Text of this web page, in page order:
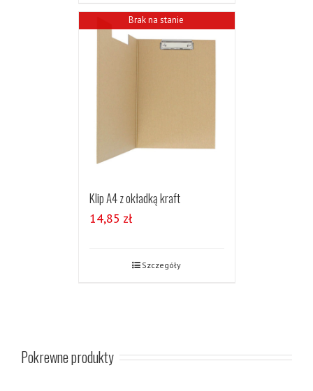
Brak na stanie
Klip A4 z okładką kraft
14,85 zł
Szczegóły
Pokrewne produkty